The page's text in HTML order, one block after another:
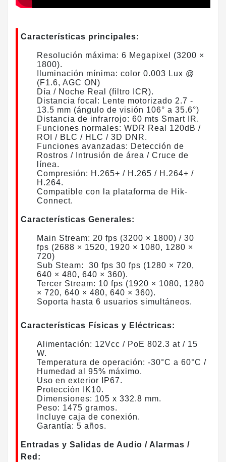
Características principales:
Resolución máxima: 6 Megapixel (3200 ×
1800).
Iluminación mínima: color 0.003 Lux @
(F1.6, AGC ON)
Día / Noche Real (filtro ICR).
Distancia focal: Lente motorizado 2.7 -
13.5 mm (ángulo de visión 106° a 35.6°)
Distancia de infrarrojo: 60 mts Smart IR.
Funciones normales: WDR Real 120dB /
ROI / BLC / HLC / 3D DNR.
​Funciones avanzadas: Detección de
Rostros / Intrusión de área / Cruce de
línea.
Compresión: H.265+ / H.265 / H.264+ /
H.264.
Compatible con la plataforma de Hik-
Connect.
Características Generales:
Main Stream: 20 fps (3200 × 1800) / 30
fps (2688 × 1520, 1920 × 1080, 1280 ×
720)
​Sub Steam: 30 fps 30 fps (1280 × 720,
640 × 480, 640 × 360).
Tercer Stream: 10 fps (1920 × 1080, 1280
× 720, 640 × 480, 640 × 360).
Soporta hasta 6 usuarios simultáneos.
Características Físicas y Eléctricas:
Alimentación: 12Vcc / PoE 802.3 at / 15
W.
Temperatura de operación: -30°C a 60°C /
Humedad al 95% máximo.
Uso en exterior IP67.
Protección IK10.
Dimensiones: 105 x 332.8 mm.
​Peso: 1475 gramos.
Incluye caja de conexión.
​Garantía: 5 años.
Entradas y Salidas de Audio / Alarmas /
Red: